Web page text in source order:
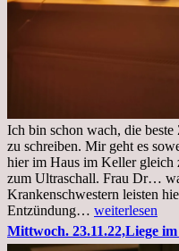
Ich bin schon wach, die
zu schreiben. Mir geht es
hier im Haus im Keller gleich
zum Ultraschall. Frau Dr…
Krankenschwestern leisten
Entzündung… Freitag,
25.11.2022
Kleines
weiterlesen
Mittwoch. 23.11.22,Liege